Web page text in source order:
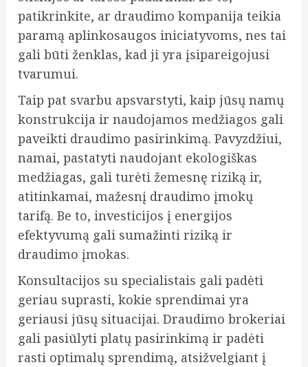
patikrinkite, ar draudimo kompanija teikia
paramą aplinkosaugos iniciatyvoms, nes tai
gali būti ženklas, kad ji yra įsipareigojusi
tvarumui.
Taip pat svarbu apsvarstyti, kaip jūsų namų
konstrukcija ir naudojamos medžiagos gali
paveikti draudimo pasirinkimą. Pavyzdžiui,
namai, pastatyti naudojant ekologiškas
medžiagas, gali turėti žemesnę riziką ir,
atitinkamai, mažesnį draudimo įmokų
tarifą. Be to, investicijos į energijos
efektyvumą gali sumažinti riziką ir
draudimo įmokas.
Konsultacijos su specialistais gali padėti
geriau suprasti, kokie sprendimai yra
geriausi jūsų situacijai. Draudimo brokeriai
gali pasiūlyti platų pasirinkimą ir padėti
rasti optimalų sprendimą, atsižvelgiant į